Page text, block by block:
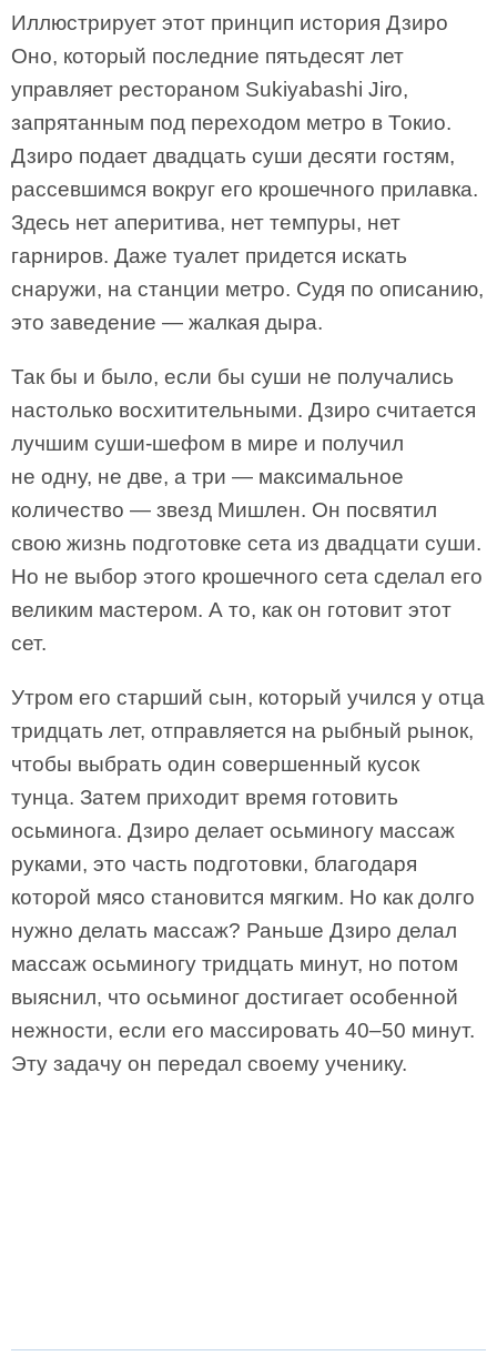
Иллюстрирует этот принцип история Дзиро
Оно, который последние пятьдесят лет
управляет рестораном Sukiyabashi Jiro,
запрятанным под переходом метро в Токио.
Дзиро подает двадцать суши десяти гостям,
рассевшимся вокруг его крошечного прилавка.
Здесь нет аперитива, нет темпуры, нет
гарниров. Даже туалет придется искать
снаружи, на станции метро. Судя по описанию,
это заведение — жалкая дыра.
Так бы и было, если бы суши не получались
настолько восхитительными. Дзиро считается
лучшим суши-шефом в мире и получил
не одну, не две, а три — максимальное
количество — звезд Мишлен. Он посвятил
свою жизнь подготовке сета из двадцати суши.
Но не выбор этого крошечного сета сделал его
великим мастером. А то, как он готовит этот
сет.
Утром его старший сын, который учился у отца
тридцать лет, отправляется на рыбный рынок,
чтобы выбрать один совершенный кусок
тунца. Затем приходит время готовить
осьминога. Дзиро делает осьминогу массаж
руками, это часть подготовки, благодаря
которой мясо становится мягким. Но как долго
нужно делать массаж? Раньше Дзиро делал
массаж осьминогу тридцать минут, но потом
выяснил, что осьминог достигает особенной
нежности, если его массировать 40–50 минут.
Эту задачу он передал своему ученику.